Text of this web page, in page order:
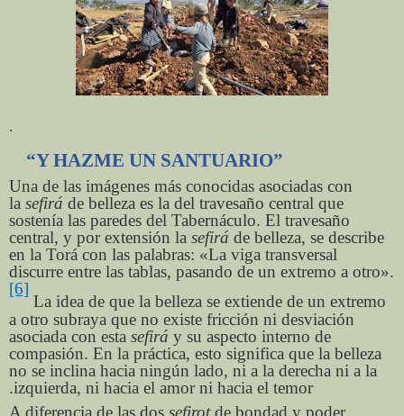
.
“Y HAZME UN SANTUARIO”
Una de las imágenes más conocidas asociadas con
la sefirá de belleza es la del travesaño central que
sostenía las paredes del Tabernáculo. El travesaño
central, y por extensión la sefirá de belleza, se describe
en la Torá con las palabras: «La viga transversal
discurre entre las tablas, pasando de un extremo a otro».
[6]
La idea de que la belleza se extiende de un extremo
a otro subraya que no existe fricción ni desviación
asociada con esta sefirá y su aspecto interno de
compasión. En la práctica, esto significa que la belleza
no se inclina hacia ningún lado, ni a la derecha ni a la
izquierda, ni hacia el amor ni hacia el temor.
A diferencia de las dos sefirotde bondad y poder,